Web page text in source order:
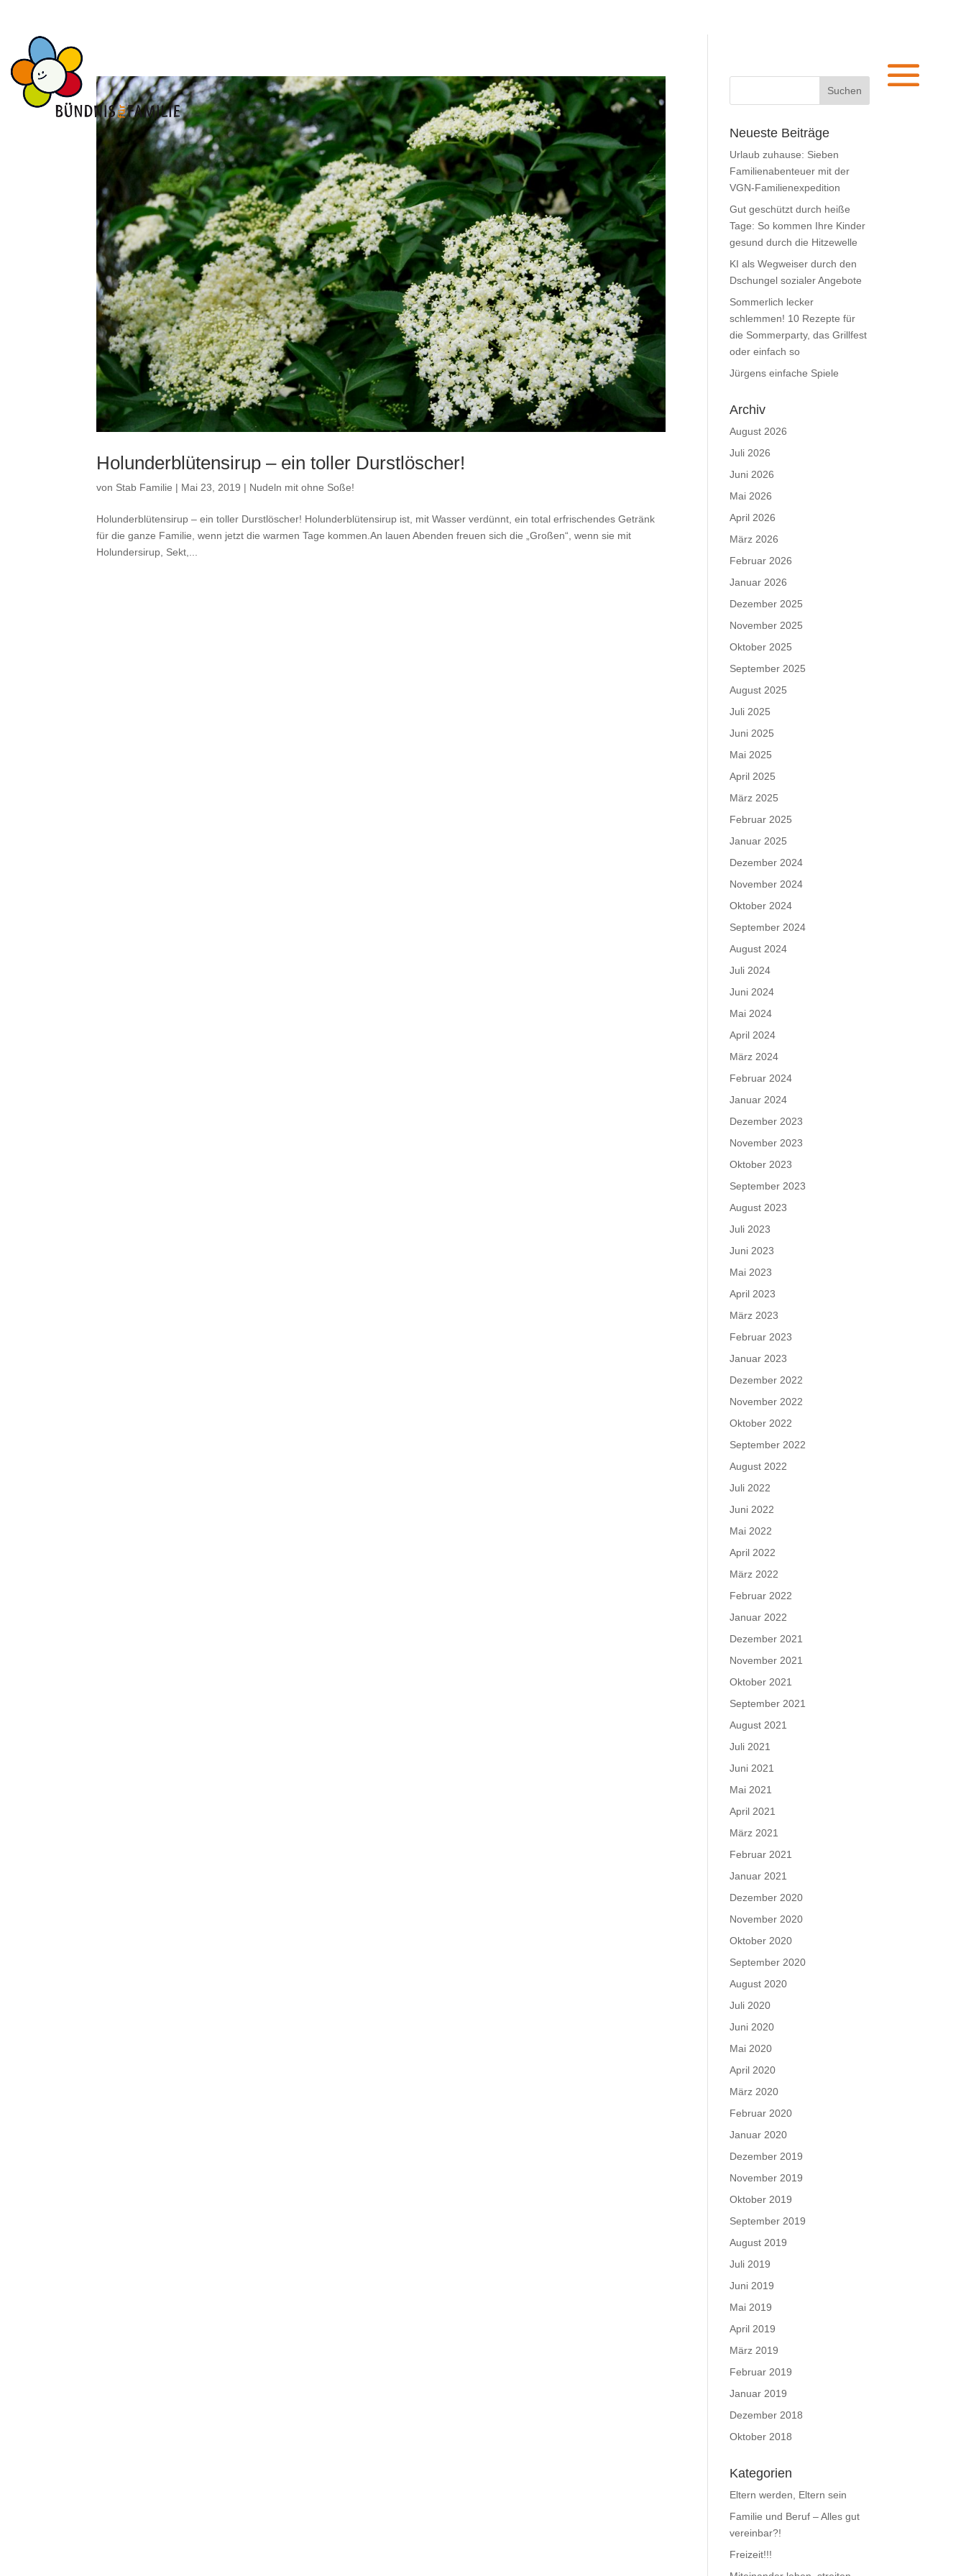
Holunderblütensirup – ein toller Durstlöscher!
von Stab Familie | Mai 23, 2019 | Nudeln mit ohne Soße!
Holunderblütensirup – ein toller Durstlöscher! Holunderblütensirup ist, mit Wasser verdünnt, ein total erfrischendes Getränk
für die ganze Familie, wenn jetzt die warmen Tage kommen.An lauen Abenden freuen sich die „Großen“, wenn sie mit
Holundersirup, Sekt,...
Neueste Beiträge
Urlaub zuhause: Sieben
Familienabenteuer mit der
VGN-Familienexpedition
Gut geschützt durch heiße
Tage: So kommen Ihre Kinder
gesund durch die Hitzewelle
KI als Wegweiser durch den
Dschungel sozialer Angebote
Sommerlich lecker
schlemmen! 10 Rezepte für
die Sommerparty, das Grillfest
oder einfach so
Jürgens einfache Spiele
Archiv
August 2026
Juli 2026
Juni 2026
Mai 2026
April 2026
März 2026
Februar 2026
Januar 2026
Dezember 2025
November 2025
Oktober 2025
September 2025
August 2025
Juli 2025
Juni 2025
Mai 2025
April 2025
März 2025
Februar 2025
Januar 2025
Dezember 2024
November 2024
Oktober 2024
September 2024
August 2024
Juli 2024
Juni 2024
Mai 2024
April 2024
März 2024
Februar 2024
Januar 2024
Dezember 2023
November 2023
Oktober 2023
September 2023
August 2023
Juli 2023
Juni 2023
Mai 2023
April 2023
März 2023
Februar 2023
Januar 2023
Dezember 2022
November 2022
Oktober 2022
September 2022
August 2022
Juli 2022
Juni 2022
Mai 2022
April 2022
März 2022
Februar 2022
Januar 2022
Dezember 2021
November 2021
Oktober 2021
September 2021
August 2021
Juli 2021
Juni 2021
Mai 2021
April 2021
März 2021
Februar 2021
Januar 2021
Dezember 2020
November 2020
Oktober 2020
September 2020
August 2020
Juli 2020
Juni 2020
Mai 2020
April 2020
März 2020
Februar 2020
Januar 2020
Dezember 2019
November 2019
Oktober 2019
September 2019
August 2019
Juli 2019
Juni 2019
Mai 2019
April 2019
März 2019
Februar 2019
Januar 2019
Dezember 2018
Oktober 2018
Kategorien
Eltern werden, Eltern sein
Familie und Beruf – Alles gut
vereinbar?!
Freizeit!!!